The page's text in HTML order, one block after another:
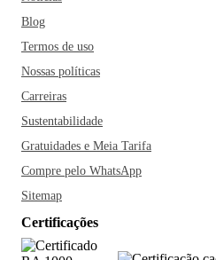
Blog
Termos de uso
Nossas políticas
Carreiras
Sustentabilidade
Gratuidades e Meia Tarifa
Compre pelo WhatsApp
Sitemap
Certificações